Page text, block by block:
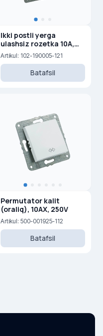
Ikki postli yerga
ulashsiz rozetka 10A,
250 V
Artikul: 102-190005-121
Batafsil
Permutator kalit
(oraliq), 10AX, 250V
Artikul: 500-001925-112
Batafsil